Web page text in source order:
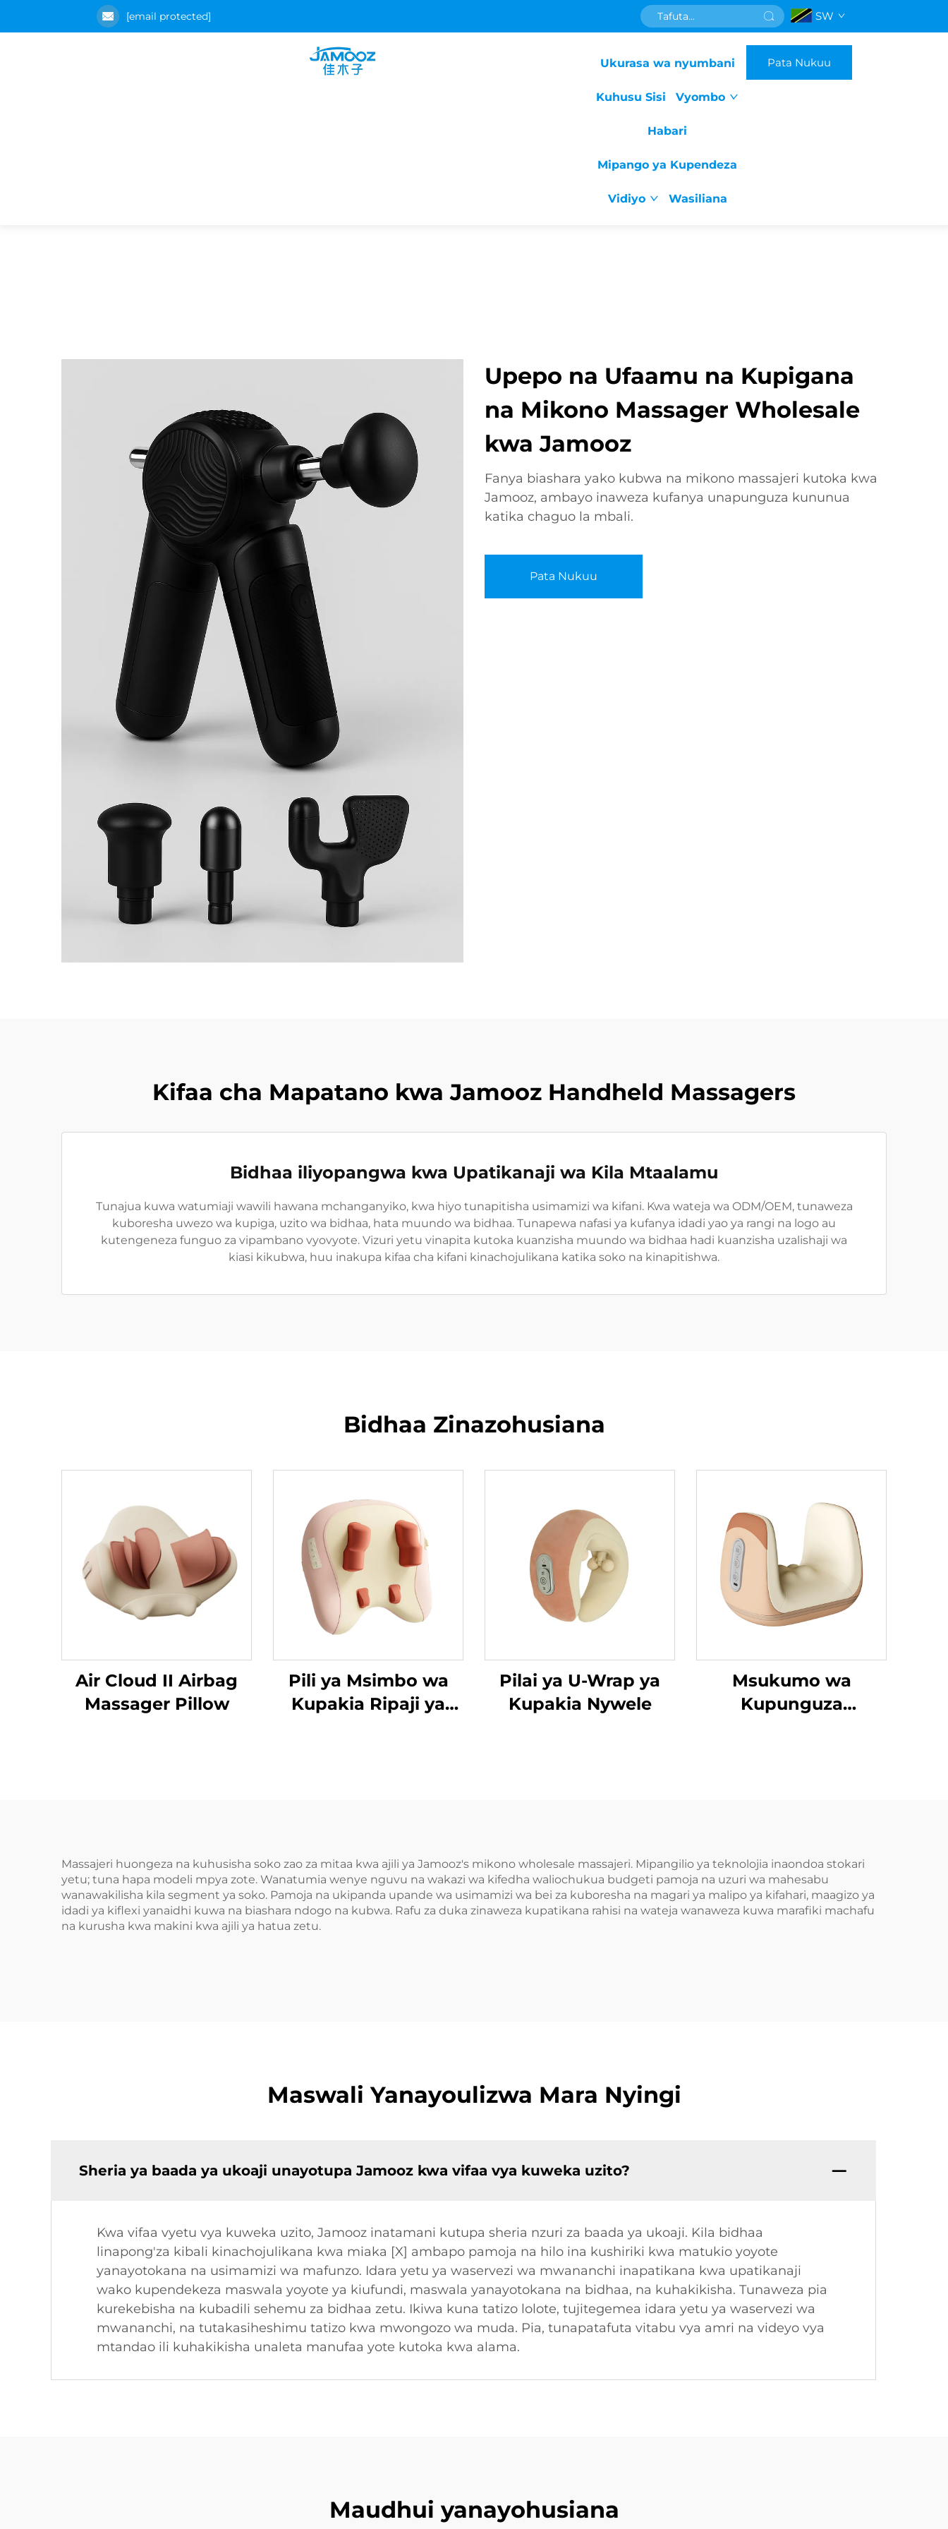
[email protected] SW
Ukurasa wa nyumbani
Kuhusu Sisi Vyombo
Habari
Mipango ya Kupendeza
Vidiyo Wasiliana
Pata Nukuu
Upepo na Ufaamu na Kupigana
na Mikono Massager Wholesale
kwa Jamooz
Fanya biashara yako kubwa na mikono massajeri kutoka kwa
Jamooz, ambayo inaweza kufanya unapunguza kununua
katika chaguo la mbali.
Pata Nukuu
Kifaa cha Mapatano kwa Jamooz Handheld Massagers
Bidhaa iliyopangwa kwa Upatikanaji wa Kila Mtaalamu
Tunajua kuwa watumiaji wawili hawana mchanganyiko, kwa hiyo tunapitisha usimamizi wa kifani. Kwa wateja wa ODM/OEM, tunaweza
kuboresha uwezo wa kupiga, uzito wa bidhaa, hata muundo wa bidhaa. Tunapewa nafasi ya kufanya idadi yao ya rangi na logo au
kutengeneza funguo za vipambano vyovyote. Vizuri yetu vinapita kutoka kuanzisha muundo wa bidhaa hadi kuanzisha uzalishaji wa
kiasi kikubwa, huu inakupa kifaa cha kifani kinachojulikana katika soko na kinapitishwa.
Bidhaa Zinazohusiana
Air Cloud II Airbag
Massager Pillow
Pili ya Msimbo wa
Kupakia Ripaji ya
Pilai ya U-Wrap ya
Kupakia Nywele
Msukumo wa
Kupunguza
Massajeri huongeza na kuhusisha soko zao za mitaa kwa ajili ya Jamooz's mikono wholesale massajeri. Mipangilio ya teknolojia inaondoa stokari
yetu; tuna hapa modeli mpya zote. Wanatumia wenye nguvu na wakazi wa kifedha waliochukua budgeti pamoja na uzuri wa mahesabu
wanawakilisha kila segment ya soko. Pamoja na ukipanda upande wa usimamizi wa bei za kuboresha na magari ya malipo ya kifahari, maagizo ya
idadi ya kiflexi yanaidhi kuwa na biashara ndogo na kubwa. Rafu za duka zinaweza kupatikana rahisi na wateja wanaweza kuwa marafiki machafu
na kurusha kwa makini kwa ajili ya hatua zetu.
Maswali Yanayoulizwa Mara Nyingi
Sheria ya baada ya ukoaji unayotupa Jamooz kwa vifaa vya kuweka uzito?
Kwa vifaa vyetu vya kuweka uzito, Jamooz inatamani kutupa sheria nzuri za baada ya ukoaji. Kila bidhaa
linapong'za kibali kinachojulikana kwa miaka [X] ambapo pamoja na hilo ina kushiriki kwa matukio yoyote
yanayotokana na usimamizi wa mafunzo. Idara yetu ya waservezi wa mwananchi inapatikana kwa upatikanaji
wako kupendekeza maswala yoyote ya kiufundi, maswala yanayotokana na bidhaa, na kuhakikisha. Tunaweza pia
kurekebisha na kubadili sehemu za bidhaa zetu. Ikiwa kuna tatizo lolote, tujitegemea idara yetu ya waservezi wa
mwananchi, na tutakasiheshimu tatizo kwa mwongozo wa muda. Pia, tunapatafuta vitabu vya amri na videyo vya
mtandao ili kuhakikisha unaleta manufaa yote kutoka kwa alama.
Maudhui yanayohusiana